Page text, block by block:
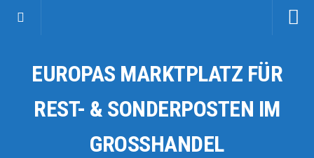
Kategorien
Auto & Motorrad
Fahrzeuge & Transport
EUROPAS MARKTPLATZ FÜR
REST- & SONDERPOSTEN IM
GROSSHANDEL